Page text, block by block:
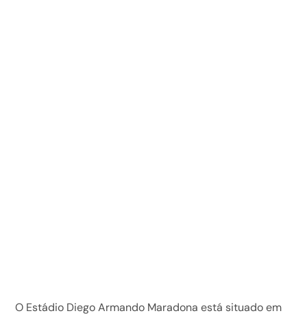
O Estádio Diego Armando Maradona está situado em